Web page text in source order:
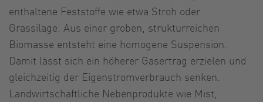
enthaltene Feststoffe wie etwa Stroh oder
Grassilage. Aus einer groben, strukturreichen
Biomasse entsteht eine homogene Suspension.
Damit lässt sich ein höherer Gasertrag erzielen und
gleichzeitig der Eigenstromverbrauch senken.
Landwirtschaftliche Nebenprodukte wie Mist,